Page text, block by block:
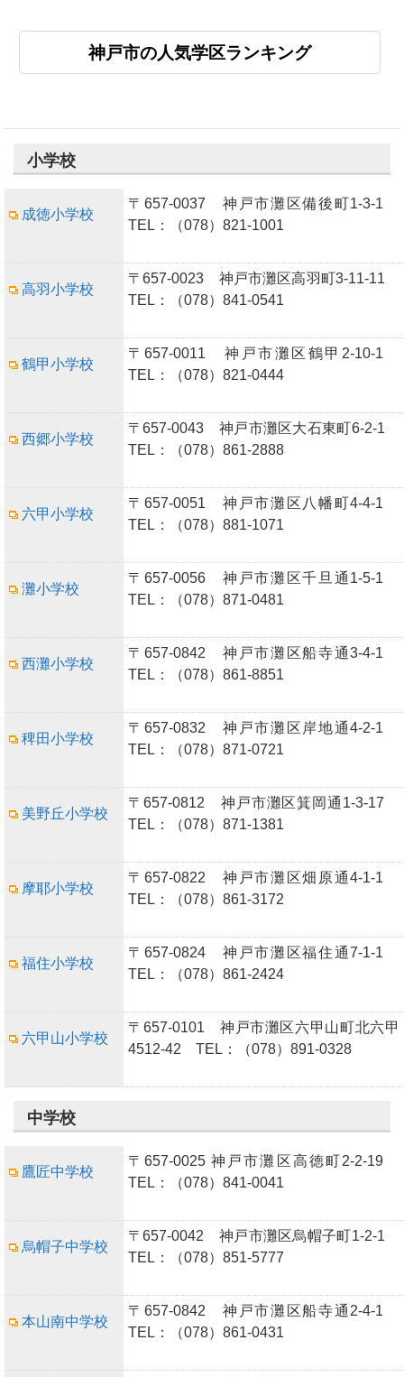
神戸市の人気学区ランキング
小学校
成徳小学校
〒657-0037 神戸市灘区備後町1-3-1
TEL：（078）821-1001
高羽小学校
〒657-0023 神戸市灘区高羽町3-11-11
TEL：（078）841-0541
鶴甲小学校
〒657-0011 神戸市灘区鶴甲2-10-1
TEL：（078）821-0444
西郷小学校
〒657-0043 神戸市灘区大石東町6-2-1
TEL：（078）861-2888
六甲小学校
〒657-0051 神戸市灘区八幡町4-4-1
TEL：（078）881-1071
灘小学校
〒657-0056 神戸市灘区千旦通1-5-1
TEL：（078）871-0481
西灘小学校
〒657-0842 神戸市灘区船寺通3-4-1
TEL：（078）861-8851
稗田小学校
〒657-0832 神戸市灘区岸地通4-2-1
TEL：（078）871-0721
美野丘小学校
〒657-0812 神戸市灘区箕岡通1-3-17
TEL：（078）871-1381
摩耶小学校
〒657-0822 神戸市灘区畑原通4-1-1
TEL：（078）861-3172
福住小学校
〒657-0824 神戸市灘区福住通7-1-1
TEL：（078）861-2424
六甲山小学校
〒657-0101 神戸市灘区六甲山町北六甲
4512-42 TEL：（078）891-0328
中学校
鷹匠中学校
〒657-0025 神戸市灘区高徳町2-2-19
TEL：（078）841-0041
烏帽子中学校
〒657-0042 神戸市灘区烏帽子町1-2-1
TEL：（078）851-5777
本山南中学校
〒657-0842 神戸市灘区船寺通2-4-1
TEL：（078）861-0431